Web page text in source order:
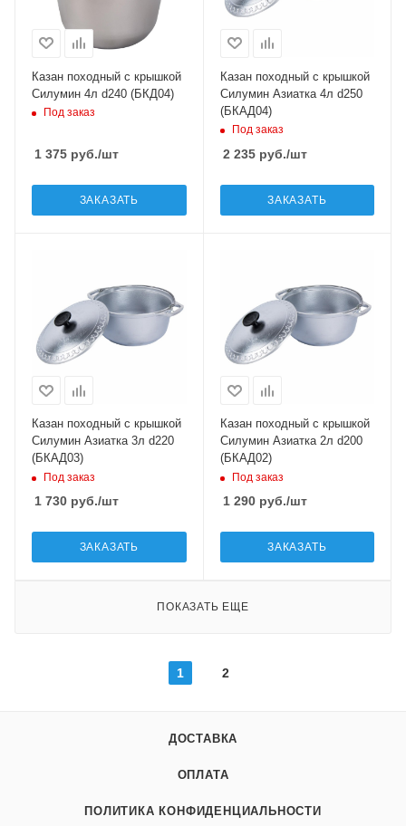
Казан походный с крышкой
Силумин 4л d240 (БКД04)
Под заказ
1 375 руб./шт
ЗАКАЗАТЬ
Казан походный с крышкой
Силумин Азиатка 4л d250
(БКАД04)
Под заказ
2 235руб./шт
ЗАКАЗАТЬ
Казан походный с крышкой
Силумин Азиатка 3л d220
(БКАД03)
Под заказ
1 730 руб./шт
ЗАКАЗАТЬ
Казан походный с крышкой
Силумин Азиатка 2л d200
(БКАД02)
Под заказ
1 290руб./шт
ЗАКАЗАТЬ
ПОКАЗАТЬ ЕЩЕ
1 2
ДОСТАВКА
ОПЛАТА
ПОЛИТИКА КОНФИДЕНЦИАЛЬНОСТИ